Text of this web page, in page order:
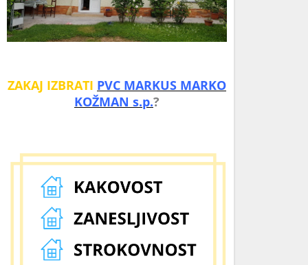
ZAKAJ IZBRATI PVC MARKUS MARKO
KOŽMAN s.p.?